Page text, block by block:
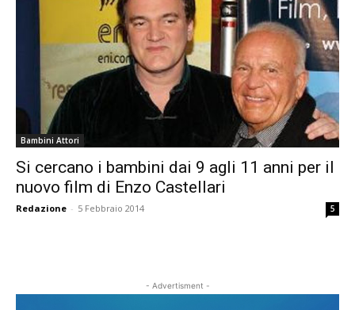
Bambini Attori
Si cercano i bambini dai 9 agli 11 anni per il
nuovo film di Enzo Castellari
Redazione - 5 Febbraio 2014 5
- Advertisment -